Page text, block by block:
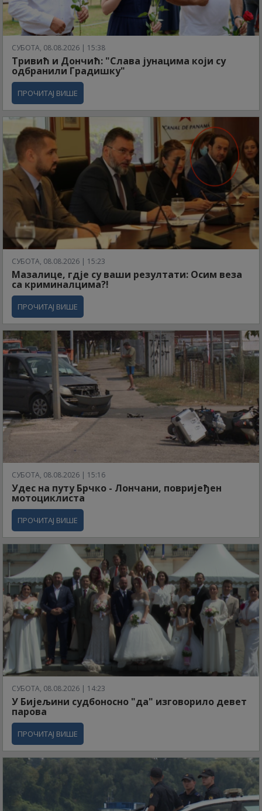
СУБОТА, 08.08.2026 | 15:38
Тривић и Дончић: "Слава јунацима који су
одбранили Градишку"
ПРОЧИТАЈ ВИШЕ
СУБОТА, 08.08.2026 | 15:23
Мазалице, гдје су ваши резултати: Осим веза
са криминалцима?!
ПРОЧИТАЈ ВИШЕ
СУБОТА, 08.08.2026 | 15:16
Удес на путу Брчко - Лончани, повријеђен
мотоциклиста
ПРОЧИТАЈ ВИШЕ
СУБОТА, 08.08.2026 | 14:23
У Бијељини судбоносно "да" изговорило девет
парова
ПРОЧИТАЈ ВИШЕ